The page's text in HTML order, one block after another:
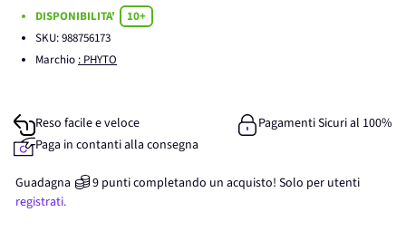
DISPONIBILITA'
10+
SKU:988756173
Marchio : PHYTO
Reso facile e veloce
Pagamenti Sicuri al 100%
Paga in contanti alla consegna
Guadagna 9 punticompletando un acquisto! Solo per utenti
registrati.